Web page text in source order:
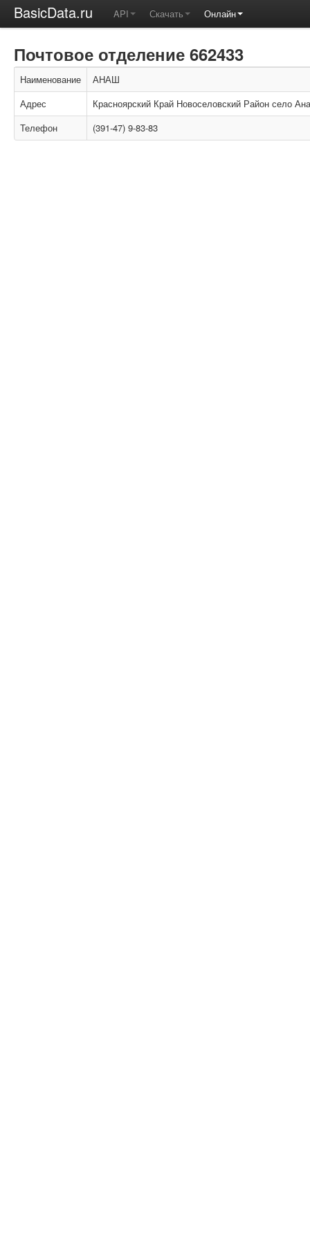
BasicData.ru API Скачать Онлайн
Почтовое отделение 662433
Наименование
АНАШ
Адрес
Красноярский Край Новоселовский Район село
Телефон
(391-47) 9-83-83